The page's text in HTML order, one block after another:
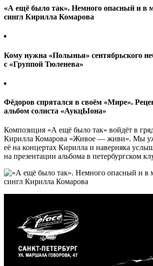
«А ещё было так». Немного опасный и в
сингл Кирилла Комарова
Кому нужна «Полынья» сентябрьского
с «Группой Тюленева»
Фёдоров спрятался в своём «Мире».
альбом солиста «АукцЫона»
Композиция «А ещё было так» войдёт в
Кирилла Комарова «Живое — живи». Мы
её на концертах Кирилла и наверняка
на презентации альбома в петербургском